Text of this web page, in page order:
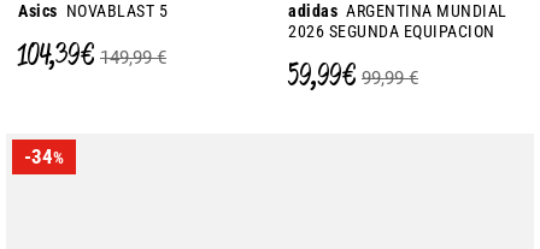
Asics NOVABLAST 5
104,39 € 149,99 €
adidas ARGENTINA MUNDIAL
2026 SEGUNDA EQUIPACION
59,99 € 99,99 €
-34%